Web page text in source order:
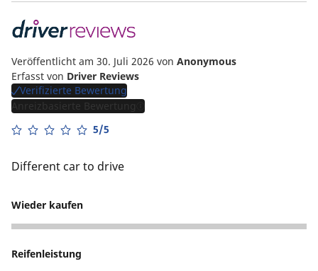
Veröffentlicht am 30. Juli 2026 von Anonymous
Erfasst von Driver Reviews
Verifizierte Bewertung
Anreizbasierte Bewertung
5/5
Different car to drive
Wieder kaufen
5
Reifenleistung